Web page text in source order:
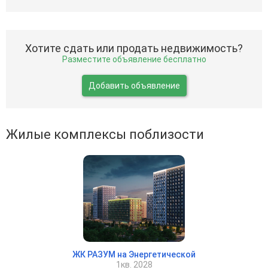
Хотите сдать или продать недвижимость?
Разместите объявление бесплатно
Добавить объявление
Жилые комплексы поблизости
ЖК РАЗУМ на Энергетической
1кв. 2028